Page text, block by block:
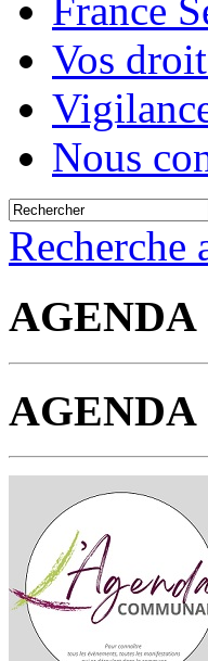
France
Vos
Nous
Recherche
AGENDA
AGENDA